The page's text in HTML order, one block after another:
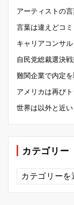
アーティストの
言葉は違えどコ
キャリアコンサ
自民党総裁選決
難関企業で内定
アメリカは再び
世界は以外と近
カテゴリー
カ
テ
ゴ